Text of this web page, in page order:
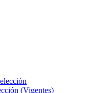
(Vigentes)